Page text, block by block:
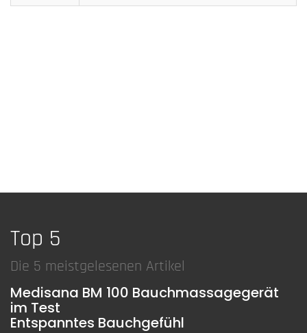
Top 5
Die 5 meistgelesenen Artikel
Medisana BM 100 Bauchmassagegerät
im Test
Entspanntes Bauchgefühl